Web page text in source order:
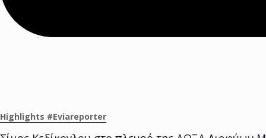
Highlights #Eviareporter